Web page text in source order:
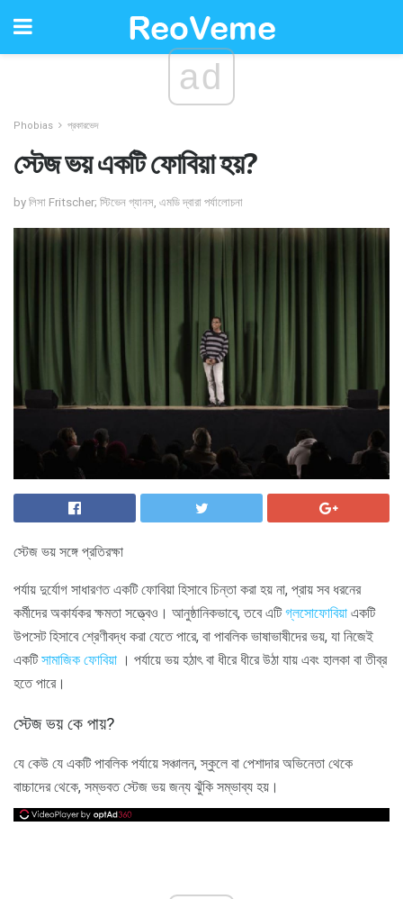
ad
Phobias প্রকারভেদ
স্টেজ ভয় একটি ফোবিয়া হয়?
by লিসা Fritscher; স্টিভেন গ্যানস, এমডি দ্বারা পর্যালোচনা
স্টেজ ভয় সঙ্গে প্রতিরক্ষা
পর্যায় দুর্যোগ সাধারণত একটি ফোবিয়া হিসাবে চিন্তা করা হয় না, প্রায় সব ধরনের
কর্মীদের অকার্যকর ক্ষমতা সত্ত্বেও। আনুষ্ঠানিকভাবে, তবে এটিগ্লসোফোবিয়া একটি
উপসেট হিসাবে শ্রেণীবদ্ধ করা যেতে পারে, বা পাবলিক ভাষাভাষীদের ভয়, যা নিজেই
একটিসামাজিক ফোবিয়া । পর্যায়ে ভয় হঠাৎ বা ধীরে ধীরে উঠা যায় এবং হালকা বা তীব্র
হতে পারে।
স্টেজ ভয় কে পায়?
যে কেউ যে একটি পাবলিক পর্যায়ে সঞ্চালন, স্কুলে বা পেশাদার অভিনেতা থেকে
বাচ্চাদের থেকে, সম্ভবত স্টেজ ভয় জন্য ঝুঁকি সম্ভাব্য হয়।